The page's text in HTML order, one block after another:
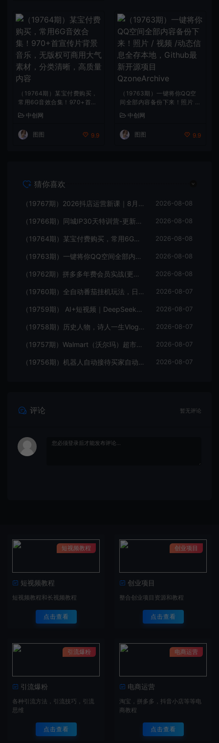
（19764期）某宝付费购买，
常用6G音效合集！970+首宣
传片背景音乐，无版权可商用
大气素材，分类清晰，高质量
内容
中创网
图图 9.9
（19763期）一键将你QQ空
间全部内容备份下来！照片 /
视频 /动态信息全存本地，Git
hub最新开源项目 QzoneArc
hive
中创网
图图 9.9
猜你喜欢
（19767期）2026抖店运营新课｜8月更新｜不动销起店+商品卡爆发｜达人玩法+店群批量复制｜轻松玩转抖音小店全域流量 2026-08-08
（19766期）同城IP30天特训营-更新｜拍摄剪辑+脚本文案+引流成交，打爆本地流量提升门店业绩实操教学 2026-08-08
（19764期）某宝付费购买，常用6G音效合集！970+首宣传片背景音乐，无版权可商用大气素材，分类清晰，高质量内容 2026-08-08
（19763期）一键将你QQ空间全部内容备份下来！照片 / 视频 /动态信息全存本地，Github最新开源项目 QzoneArchive 2026-08-08
（19762期）拼多多年费会员实战(更新2026年)：从基础到高阶盈利，干货拉满，帮你建立稳定盈利运营知识体系 2026-08-08
（19760期）全自动番茄挂机玩法，日入300+，操作门槛低，一台电脑即可开展 2026-08-07
（19759期） AI+短视频｜DeepSeek即梦豆包小云雀全工具教学，从账号定位到剪映剪辑，零基础也能快速上手做爆款 2026-08-07
（19758期）历史人物，诗人一生Vlog教学， AI制作丨伙伴计划丨精选收益丨商单收徒 ，新领域红利期，抓紧做 2026-08-07
（19757期）Walmart（沃尔玛）超市浏览标注项目，单账号日收益20+ 单电脑日收益可达1000+带分佣机制 2026-08-07
（19756期）机器人自动接待买家自动发货，跟着系统学拼多多虚拟月入1-5万 2026-08-07
评论 暂无评论
短视频教程
短视频教程
短视频教程和长视频教程
点击查看
创业项目
创业项目
整合创业项目资源和教程
点击查看
引流爆粉
引流爆粉
各种引流方法，引流技巧，引流
思维
点击查看
电商运营
电商运营
淘宝，拼多多，抖音小店等等电
商教程
点击查看